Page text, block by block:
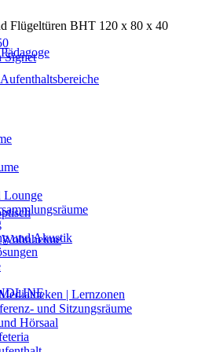
Flügeltüren BHT 120 x 80 x 40
Lounge
und Akustik
| Lernzonen
und Sitzungsräume
Hörsaal